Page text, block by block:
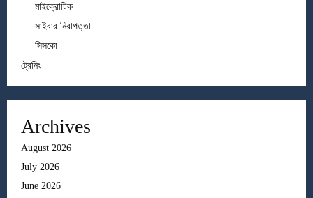
মাইক্রোটিক
সাইবার নিরাপত্তা
সিসকো
ট্রেনিং
Archives
August 2026
July 2026
June 2026